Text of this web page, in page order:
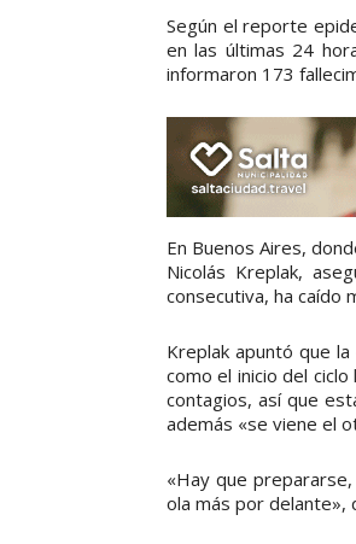
Según el reporte
en las últimas 24
informaron 173
En Buenos Aires,
Nicolás Kreplak,
consecutiva, ha caído
Kreplak apuntó que
como el inicio del
contagios, así que
además «se viene el
«Hay que
ola más por delante»,